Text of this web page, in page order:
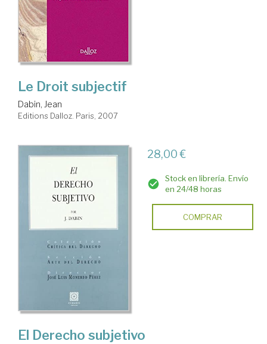
Le Droit subjectif
Dabin, Jean
Editions Dalloz. Paris, 2007
28,00 €
Stock en librería. Envío
en 24/48 horas
COMPRAR
El Derecho subjetivo